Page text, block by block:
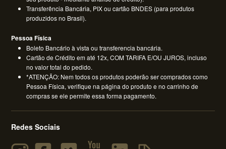
Transferência Bancária, PIX ou cartão BNDES (para produtos
produzidos no Brasil).
Pessoa Física
Boleto Bancário à vista ou transferencia bancária.
Cartão de Crédito em até 12x, COM TARIFA E/OU JUROS, incluso
no valor total do pedido.
*ATENÇÃO: Nem todos os produtos poderão ser comprados como
Pessoa Física, verifique na página do produto e no carrinho de
compras se ele permite essa forma pagamento.
Redes Sociais